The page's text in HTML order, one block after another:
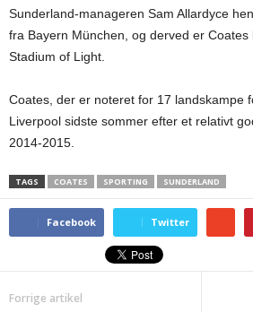
Sunderland-manageren Sam Allardyce
fra Bayern München, og derved er Coates
Stadium of Light.
Coates, der er noteret for 17 landskampe
Liverpool sidste sommer efter et relativt
2014-2015.
TAGS COATES SPORTING SUNDERLAND
Facebook Twitter
Forrige artikel